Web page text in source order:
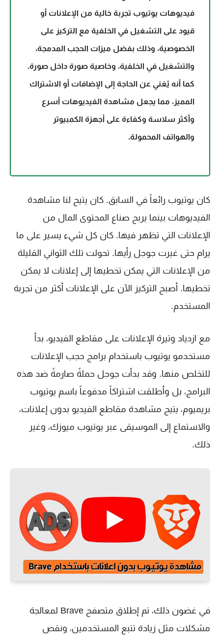
فيديوهات يوتيوب تجربة خالية من الإعلانات أو
قيود على التشغيل في الخلفية مع التركيز على
الخصوصية، وذلك بفضل ميزات الحجب المدمجة،
والتشغيل في الخلفية، وخاصية صورة داخل صورة.
كما أنه يُغني عن الحاجة إلى الإضافات أو الاشتراك
المميز، مما يجعل مشاهدة الفيديوهات أسرع
وأكثر سلاسة وكفاءة على أجهزة الكمبيوتر
والهواتف المحمولة.
كان يوتيوب رائعاً في السابق. كان يتيح لنا مشاهدة
الفيديوهات بينما يربح صناع المحتوى المال من
الإعلانات التي تظهر فيها. كان كل شيء يسير على ما
يرام حتى غيرت جوجل رأيها. تحولت تلك الثواني القليلة
من الإعلانات التي يمكن تخطيها إلى إعلانات لا يمكن
تخطيها. أصبح التركيز الآن على الإعلانات أكثر من تجربة
المستخدم.
مع ازدياد وتيرة الإعلانات على مقاطع الفيديو، بدأ
مستخدمو يوتيوب باستخدام برامج حجب الإعلانات
للتخلص منها. وقد بدأت جوجل حملةً صارمةً ضد هذه
البرامج، بل وأطلقت اشتراكاً مدفوعاً باسم يوتيوب
بريميوم، يتيح مشاهدة مقاطع الفيديو بدون إعلانات،
والاستماع إلى الموسيقى عبر يوتيوب ميوزك، وغير
ذلك.
في غضون ذلك، تم إطلاق متصفح Brave لمعالجة
مشكلات مثل زيادة تتبع المستخدمين، ونقص